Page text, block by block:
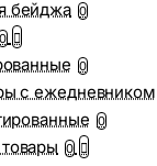
бейджа 0
0
с ежедневником
0
0